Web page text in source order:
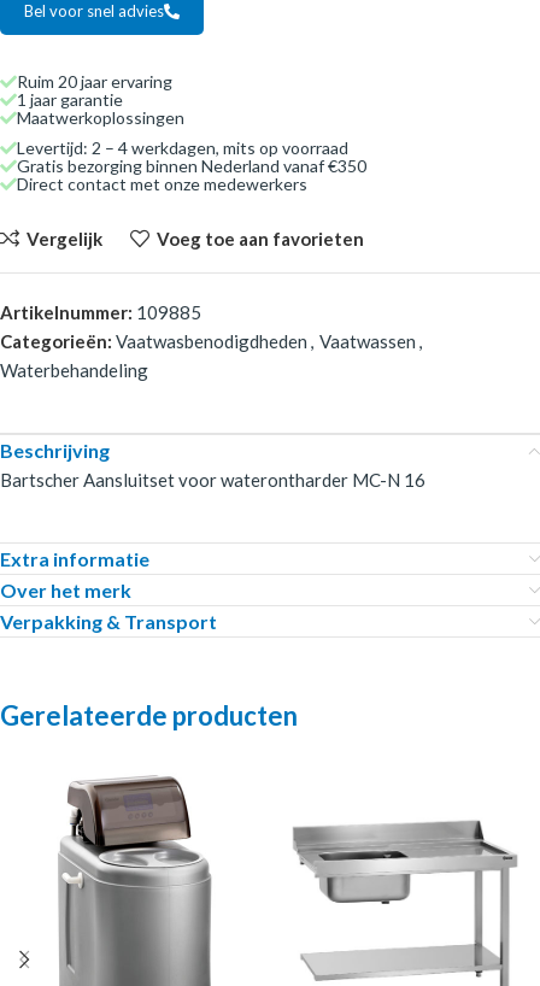
Bel voor snel advies
Ruim 20 jaar ervaring
1 jaar garantie
Maatwerkoplossingen
Levertijd: 2 – 4 werkdagen, mits op voorraad
Gratis bezorging binnen Nederland vanaf €350
Direct contact met onze medewerkers
Vergelijk Voeg toe aan favorieten
Artikelnummer: 109885
Categorieën: Vaatwasbenodigdheden , Vaatwassen ,
Waterbehandeling
Beschrijving
Bartscher Aansluitset voor waterontharder MC-N 16
Extra informatie
Over het merk
Verpakking & Transport
Gerelateerde producten